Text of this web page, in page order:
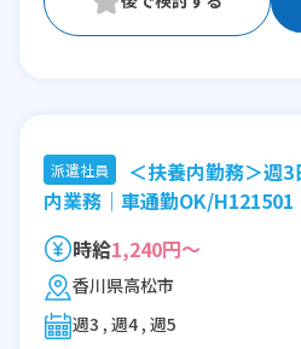
派遣社員
＜扶養内勤務＞週
内業務｜車通勤OK/H121501
時給1,240円～
香川県高松市
週3 , 週4 , 週5